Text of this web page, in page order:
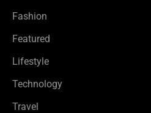
Fashion
Featured
Lifestyle
Technology
Travel